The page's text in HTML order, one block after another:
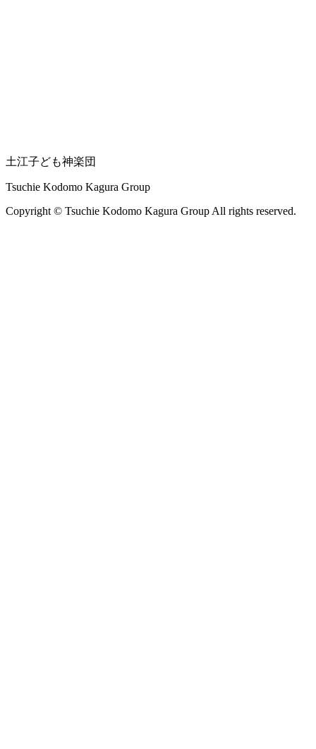
土江子ども神楽団
Tsuchie Kodomo Kagura Group
Copyright © Tsuchie Kodomo Kagura Group All rights reserved.